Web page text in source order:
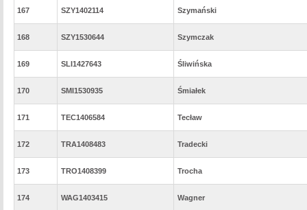
167 SZY1402114 Szymański
168 SZY1530644 Szymczak
169 SLI1427643 Śliwińska
170 SMI1530935 Śmiałek
171 TEC1406584 Tecław
172 TRA1408483 Tradecki
173 TRO1408399 Trocha
174 WAG1403415 Wagner